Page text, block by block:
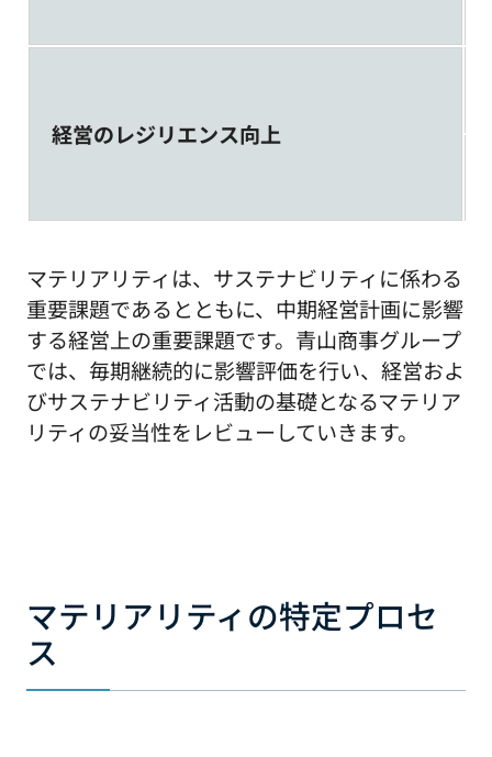
経営のレジリエンス向上
マテリアリティは、サステナビリティに係わる
重要課題であるとともに、中期経営計画に影響
する経営上の重要課題です。青山商事グループ
では、毎期継続的に影響評価を行い、経営およ
びサステナビリティ活動の基礎となるマテリア
リティの妥当性をレビューしていきます。
マテリアリティの特定プロセ
ス